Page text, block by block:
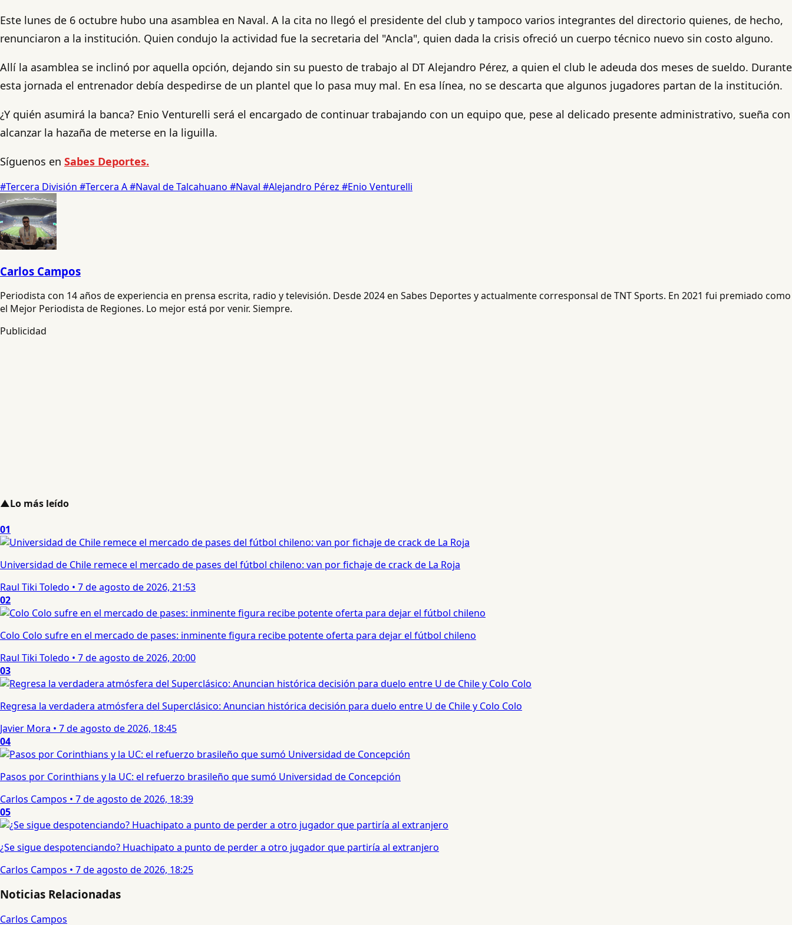
Este lunes de 6 octubre hubo una asamblea en Naval. A la cita no llegó el presidente del club y tampoco varios integrantes del directorio quienes, de hecho,
renunciaron a la institución. Quien condujo la actividad fue la secretaria del "Ancla", quien dada la crisis ofreció un cuerpo técnico nuevo sin costo alguno.
Allí la asamblea se inclinó por aquella opción, dejando sin su puesto de trabajo al DT Alejandro Pérez, a quien el club le adeuda dos meses de sueldo. Durante
esta jornada el entrenador debía despedirse de un plantel que lo pasa muy mal. En esa línea, no se descarta que algunos jugadores partan de la institución.
¿Y quién asumirá la banca? Enio Venturelli será el encargado de continuar trabajando con un equipo que, pese al delicado presente administrativo, sueña con
alcanzar la hazaña de meterse en la liguilla.
Síguenos en Sabes Deportes.
#Tercera División #Tercera A#Naval de Talcahuano #Naval #Alejandro Pérez #Enio Venturelli
Carlos Campos
Periodista con 14 años de experiencia en prensa escrita, radio y televisión. Desde 2024 en Sabes Deportes y actualmente corresponsal de TNT Sports. En 2021 fui premiado como
el Mejor Periodista de Regiones. Lo mejor está por venir. Siempre.
Publicidad
▲Lo más leído
01
Universidad de Chile remece el mercado de pases del fútbol chileno: van por fichaje de crack de La Roja
Raul Tiki Toledo • 7 de agosto de 2026, 21:53
02
Colo Colo sufre en el mercado de pases: inminente figura recibe potente oferta para dejar el fútbol chileno
Raul Tiki Toledo • 7 de agosto de 2026, 20:00
03
Regresa la verdadera atmósfera del Superclásico: Anuncian histórica decisión para duelo entre U de Chile y Colo Colo
Javier Mora • 7 de agosto de 2026, 18:45
04
Pasos por Corinthians y la UC: el refuerzo brasileño que sumó Universidad de Concepción
Carlos Campos • 7 de agosto de 2026, 18:39
05
¿Se sigue despotenciando? Huachipato a punto de perder a otro jugador que partiría al extranjero
Carlos Campos • 7 de agosto de 2026, 18:25
Noticias Relacionadas
Carlos Campos